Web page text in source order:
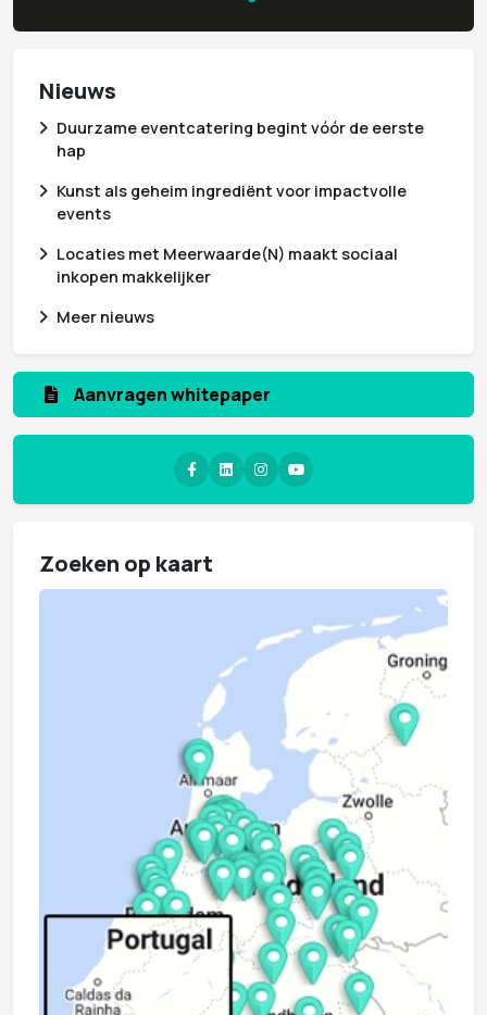
Nieuws
Duurzame eventcatering begint vóór de eerste
hap
Kunst als geheim ingrediënt voor impactvolle
events
Locaties met Meerwaarde(N) maakt sociaal
inkopen makkelijker
Meer nieuws
Aanmelden nieuwsbrief
Zoeken op kaart